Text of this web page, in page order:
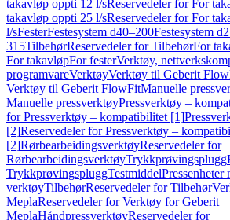
takavløp oppti 12 l/sReservedeler for For
takavløp oppti 25 l/sReservedeler for For
l/sFesterFestesystem d40–200Festesystem
315TilbehørReservedeler for TilbehørFor
For takavløpFor festerVerktøy,
programvareVerktøyVerktøy til Geberit
Verktøy til Geberit FlowFitManuelle
Manuelle pressverktøyPressverktøy –
for Pressverktøy – kompatibilitet [1]
[2]Reservedeler for Pressverktøy –
[2]RørbearbeidingsverktøyReservedeler for
RørbearbeidingsverktøyTrykkprøvingsplugg
TrykkprøvingspluggTestmiddelPressenheter
verktøyTilbehørReservedeler for Tilbehør
MeplaReservedeler for Verktøy for Geberit
MeplaHåndpressverktøyReservedeler for